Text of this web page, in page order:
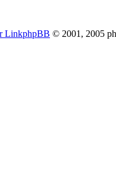
phpBB © 2001, 2005